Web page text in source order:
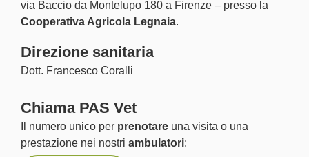
via Baccio da Montelupo 180 a Firenze – presso la
Cooperativa Agricola Legnaia.
Direzione sanitaria
Dott. Francesco Coralli
Chiama PAS Vet
Il numero unico per prenotare una visita o una
prestazione nei nostri ambulatori: